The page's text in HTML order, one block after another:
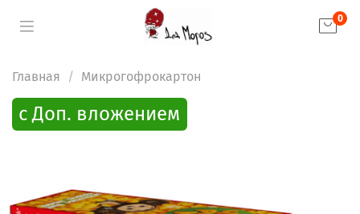
0
Главная Микрогофрокартон
с Доп. вложением